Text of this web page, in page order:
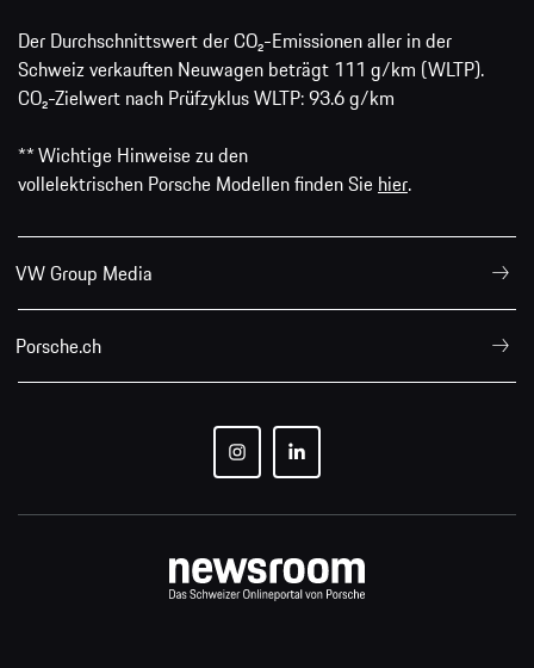
Der Durchschnittswert der CO₂-Emissionen aller in der
Schweiz verkauften Neuwagen beträgt 111 g/km (WLTP).
CO₂-Zielwert nach Prüfzyklus WLTP: 93.6 g/km
** Wichtige Hinweise zu den
vollelektrischen Porsche Modellen finden Sie hier.
VW Group Media
Porsche.ch